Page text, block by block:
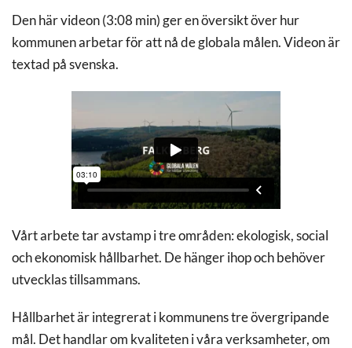
Den här videon (3:08 min) ger en översikt över hur
kommunen arbetar för att nå de globala målen. Videon är
textad på svenska.
Vårt arbete tar avstamp i tre områden: ekologisk, social
och ekonomisk hållbarhet. De hänger ihop och behöver
utvecklas tillsammans.
Hållbarhet är integrerat i kommunens tre övergripande
mål. Det handlar om kvaliteten i våra verksamheter, om